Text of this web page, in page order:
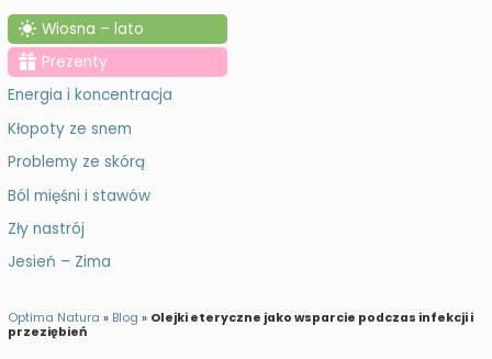
Optima Natura » Blog » Olejki eteryczne jako wsparcie podczas infekcji i
przeziębień
j
Wiosna – lato
Prezenty
Energia i koncentracja
Kłopoty ze snem
Problemy ze skórą
Ból mięśni i stawów
Zły nastrój
Jesień – Zima